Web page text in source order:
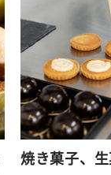
焼き菓子、